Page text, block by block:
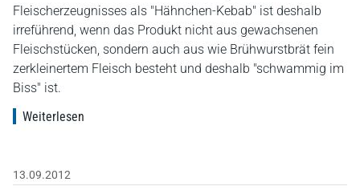
Fleischerzeugnisses als "Hähnchen-Kebab" ist deshalb
irreführend, wenn das Produkt nicht aus gewachsenen
Fleischstücken, sondern auch aus wie Brühwurstbrät fein
zerkleinertem Fleisch besteht und deshalb "schwammig im
Biss" ist.
Weiterlesen
13.09.2012